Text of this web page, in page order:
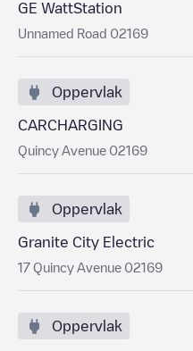
GE WattStation
Unnamed Road 02169
Oppervlak
CARCHARGING
Quincy Avenue 02169
Oppervlak
Granite City Electric
17 Quincy Avenue 02169
Oppervlak